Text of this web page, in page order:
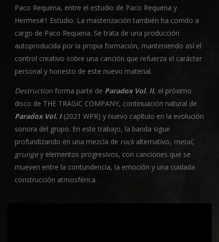
Paco Requena, entre el estudio de Paco Requena y
Hermes#1 Estudio. La masterización también ha corrido a
cargo de Paco Requena. Se trata de una producción
autoproducida por la propia formación, manteniendo así el
control creativo sobre una canción que refuerza el carácter
personal y honesto de este nuevo material.
Destruction forma parte de Paradox Vol. II, el próximo
disco de THE TRAGIC COMPANY, continuación natural de
Paradox Vol. I(2021 WPR) y nuevo capítulo en la evolución
sonora del grupo. En este trabajo, la banda sigue
profundizando en una mezcla de rockalternativo, metal,
grungey elementos progresivos, con canciones que se
mueven entre la contundencia, la emoción y una cuidada
construcción atmosférica.